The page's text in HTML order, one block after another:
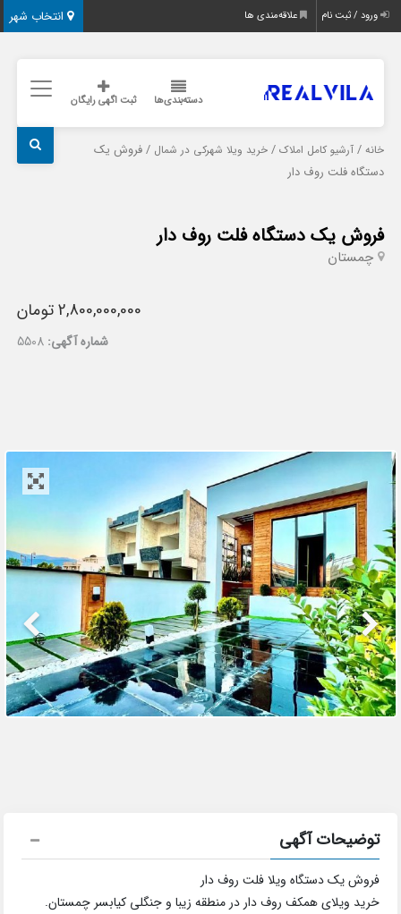
انتخاب شهر ورود / ثبت نام علاقه‌مندی ها
دسته‌بندی‌ها ثبت اگهی رایگان
خانه /آرشیو کامل املاک /خرید ویلا شهرکی در شمال / فروش یک
دستگاه فلت روف دار
فروش یک دستگاه فلت روف دار
چمستان
2,800,000,000 تومان
شماره آگهی: 5508
توضیحات آگهی
فروش یک دستگاه ویلا فلت روف دار
خرید ویلای همکف روف دار در منطقه زیبا و جنگلی کیابسر چمستان.